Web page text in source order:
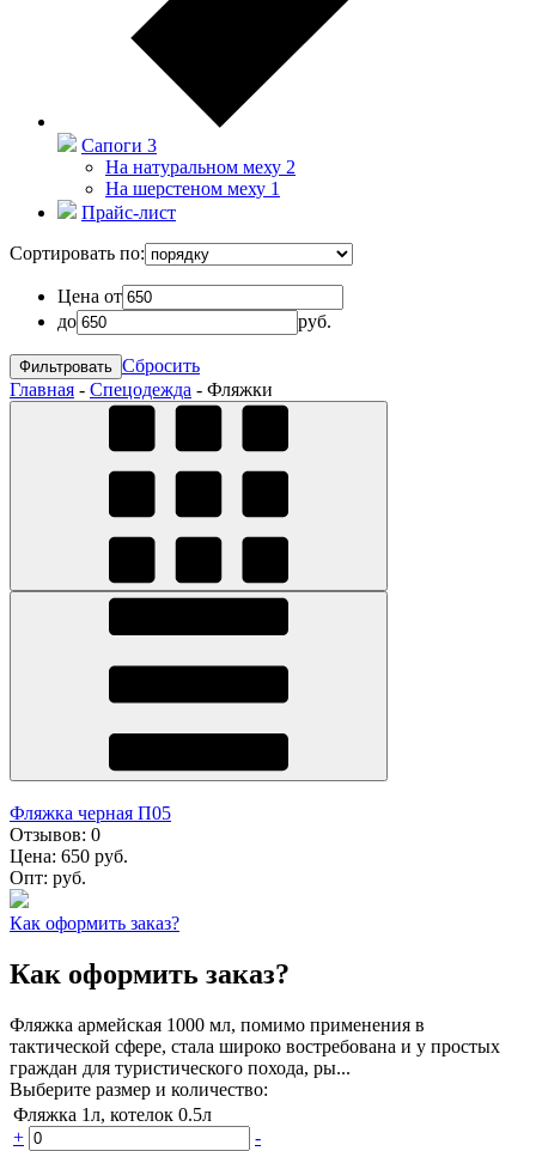
Сапоги 3
На натуральном меху 2
На шерстеном меху 1
Прайс-лист
Сортировать по:
Цена от
до
руб.
Сбросить
Главная - Спецодежда - Фляжки
Фляжка черная П05
Отзывов: 0
Цена: 650 руб.
Опт: руб.
Как оформить заказ?
Как оформить заказ?
Фляжка армейская 1000 мл, помимо применения в
тактической сфере, стала широко востребована и у простых
граждан для туристического похода, ры...
Выберите размер и количество:
Фляжка 1л, котелок 0.5л
+
-